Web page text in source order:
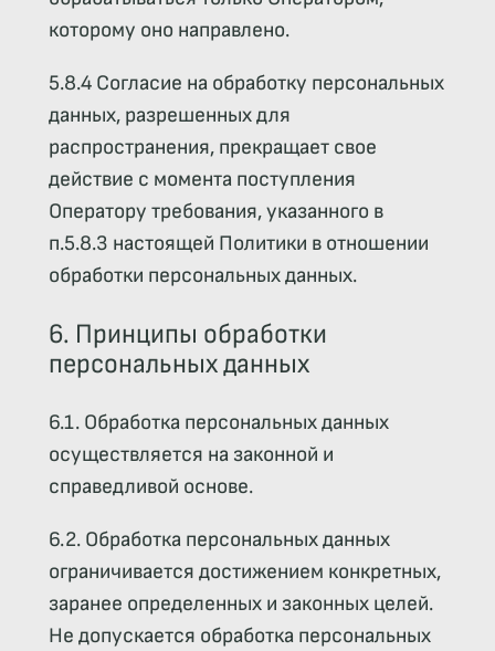
которому оно направлено.
5.8.4 Согласие на обработку персональных
данных, разрешенных для
распространения, прекращает свое
действие с момента поступления
Оператору требования, указанного в
п.5.8.3 настоящей Политики в отношении
обработки персональных данных.
6. Принципы обработки
персональных данных
6.1. Обработка персональных данных
осуществляется на законной и
справедливой основе.
6.2. Обработка персональных данных
ограничивается достижением конкретных,
заранее определенных и законных целей.
Не допускается обработка персональных